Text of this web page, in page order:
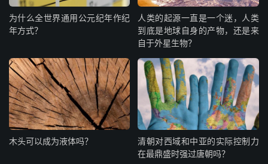
为什么全世界通用公元纪年作纪
年方式？
人类的起源一直是一个迷，人类
到底是地球自身的产物，还是来
自于外星生物？
木头可以成为液体吗？
清朝对西域和中亚的实际控制力
在最鼎盛时强过唐朝吗？